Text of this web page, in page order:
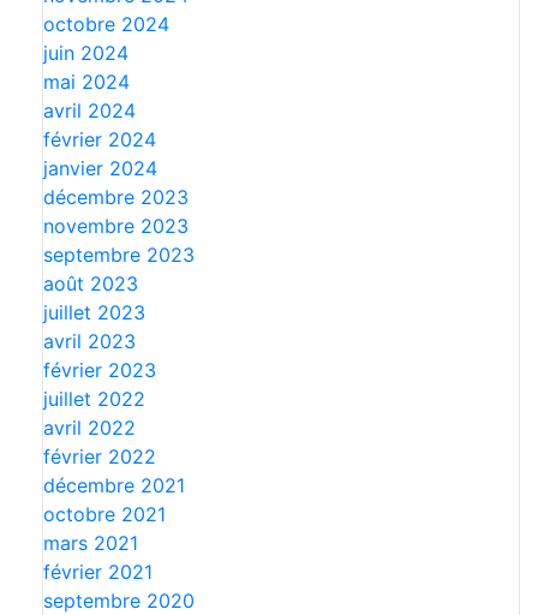
octobre 2024
juin 2024
mai 2024
avril 2024
février 2024
janvier 2024
décembre 2023
novembre 2023
septembre 2023
août 2023
juillet 2023
avril 2023
février 2023
juillet 2022
avril 2022
février 2022
décembre 2021
octobre 2021
mars 2021
février 2021
septembre 2020